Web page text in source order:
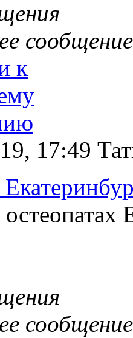
сообщение
17:49
сообщение